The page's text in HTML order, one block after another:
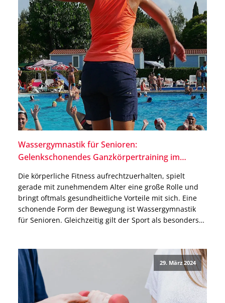
Wassergymnastik für Senioren:
Gelenkschonendes Ganzkörpertraining im
Die körperliche Fitness aufrechtzuerhalten, spielt
gerade mit zunehmendem Alter eine große Rolle und
bringt oftmals gesundheitliche Vorteile mit sich. Eine
schonende Form der Bewegung ist Wassergymnastik
für Senioren. Gleichzeitig gilt der Sport als besonders
Aktivität für ältere Menschen mit sich […]
29. März 2024